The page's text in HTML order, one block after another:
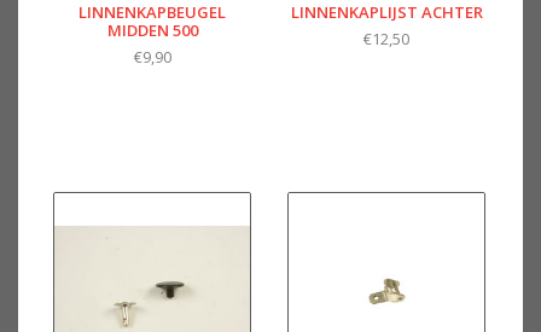
LINNENKAPBEUGEL
MIDDEN 500
€9,90
LINNENKAPLIJST ACHTER
€12,50